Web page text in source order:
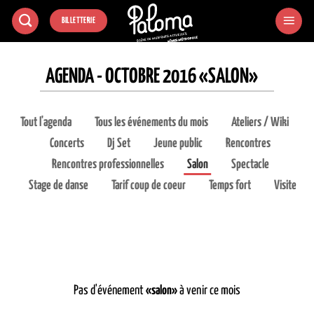
Passer
BILLETTERIE
AGENDA - OCTOBRE 2016 «SALON»
Tout l'agenda Tous les événements du mois
Ateliers / Wiki
Concerts
Dj Set Jeune public
Rencontres
Rencontres professionnelles
Salon
Spectacle
Stage de danse
Tarif coup de coeur Temps fort Visite
Pas d'événement«salon»à venir ce mois